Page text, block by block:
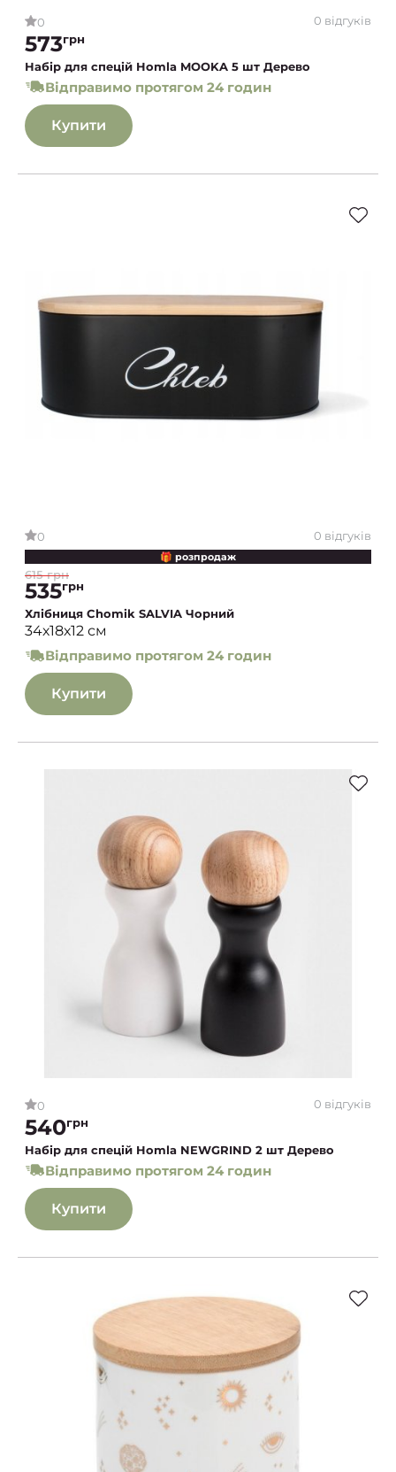
0 0 відгуків
573грн
Набір для спецій Homla MOOKA 5 шт Дерево
Відправимо протягом 24 годин
Купити
0 0 відгуків
🎁 розпродаж
615 грн
535грн
Хлібниця Chomik SALVIA Чорний
34х18х12 см
Відправимо протягом 24 годин
Купити
0 0 відгуків
540грн
Набір для спецій Homla NEWGRIND 2 шт Дерево
Відправимо протягом 24 годин
Купити